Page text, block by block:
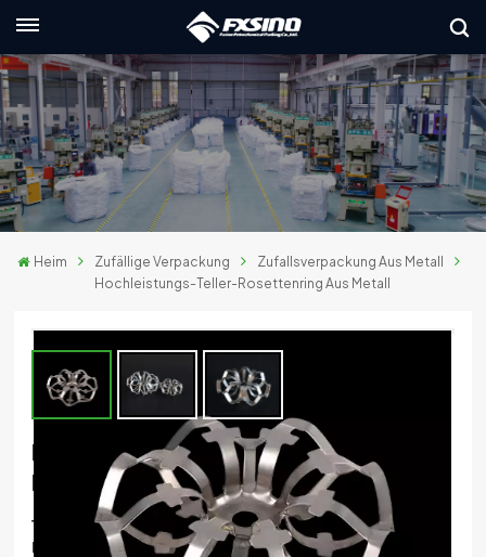
本語
Heim Zufällige Verpackung
Zufallsverpackung Aus Metall
Hochleistungs-Teller-Rosettenring Aus Metall
Hochleistungs-Teller-Rosettenring Aus
Metall
Tellerringpackung aus Metallbesteht aus Blechstanzen,
Dehnung in einen bestimmten Kalander, Maschenoberfläche